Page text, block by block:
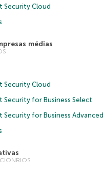
Security Cloud
médias
Security Cloud
Security for Business Select
Security for Business Advanced